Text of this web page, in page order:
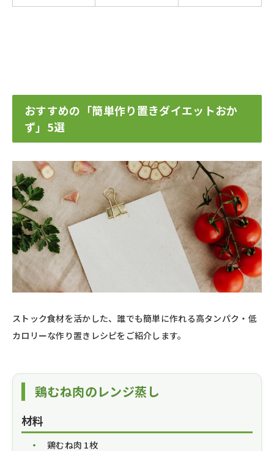
おすすめの「簡単作り置きダイエットおか
ず」5選
ストック食材を活かした、誰でも簡単に作れる高タンパク・低
カロリーな作り置きレシピをご紹介します。
鶏むね肉のレンジ蒸し
材料
鶏むね肉 1枚